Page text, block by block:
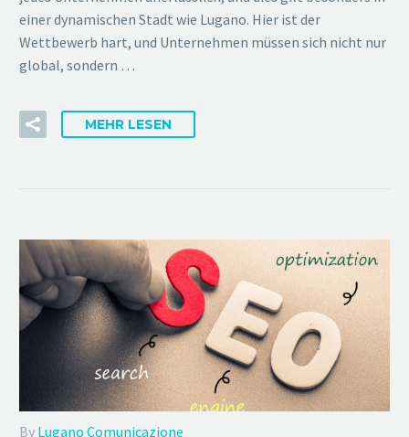
einer dynamischen Stadt wie Lugano. Hier ist der
Wettbewerb hart, und Unternehmen müssen sich nicht nur
global, sondern …
MEHR LESEN
By Lugano Comunicazione